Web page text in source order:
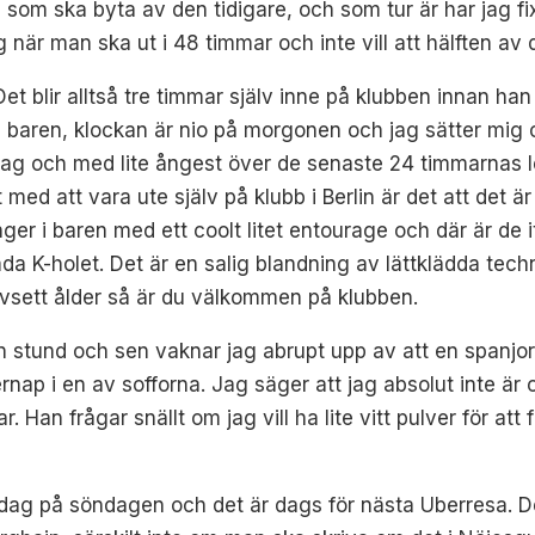
ska byta av den tidigare, och som tur är har jag
när man ska ut i 48 timmar och inte vill att hälften av
blir alltså tre timmar själv inne på klubben innan
klockan är nio på morgonen och jag sätter mig
och med lite ångest över de senaste 24
att vara ute själv på klubb i Berlin är det att det
i baren med ett coolt litet entourage och där är
K-holet. Det är en salig blandning av lättklädda
ålder så är du välkommen på klubben.
stund och sen vaknar jag abrupt upp av att en
i en av sofforna. Jag säger att jag absolut inte är
Han frågar snällt om jag vill ha lite vitt pulver för att
på söndagen och det är dags för nästa Uberresa.